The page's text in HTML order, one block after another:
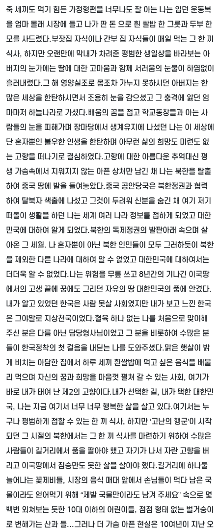
죽 세끼도 먹기 힘든 가정형편을 너무나도 잘 아는 나는 입던 운동복
을 엄마 몰래 시장에 들고 나가 판 돈 으로 흰 쌀밥 한 그릇과 두부 한
모를 사드렸다.부잣집 자식이나 간부 집 자식들이 매일 먹는 그 한 끼
식사, 하지만 오랜만에 막내가 차려준 평범한 생일상을 바라보는 아
버지의 눈가에는 딸에 대한 고마움과 함께 서러움의 눈물이 하염없이
흘러내렸다.그 해 영양실조로 몸조차 가누지 못하시던 아버지는 한
많은 세상을 한탄하시면서 조용히 눈을 감으셨고 그 충격에 앓던 엄
마마저 하늘나라로 가셨다.배움의 꿈을 접고 학교동창들과 아는 사
람들의 눈을 피해가며 장마당에서 생계유지에 나섰던 나는 이 세상에
단 혼자뿐인 불우한 인생을 한탄하며 아무런 삶의 희망도 미련도 없
는 고향을 떠나기로 결심하였다.고향에 대한 아름다운 추억대신 평
생 가슴속에서 지워지지 않는 아픈 상처만 남긴 채 나는 북한을 탈출
하여 중국 땅에 발을 들여놓았다.중국 공안당국은 북한정권과 협력
하여 탈북자 색출에 나섰고 그것이 두려워 신분을 숨긴 채 여기 저기
떠돌이 생활을 하던 나는 세계 여러 나라 정보를 접하게 되었고 대한
민국에 대하여 알게 되었다.북한의 독제정권의 발판아래 속으며 살
아온 그 세월. 나 혼자뿐이 아닌 북한 인민들이 모두 그러하듯이 북한
을 제외한 다른 나라에 대하여 알 수 없었고 대한민국에 대하여서는
더더욱 알 수 없었다.나는 위험을 무릎 쓰고 8년간의 기나긴 이국땅
에서의 고생 끝에 꿈에도 그리던 자유의 땅 대한민국의 품에 안겼다.
내가 알고 있었던 한국은 사람 못살 사회였지만 내가 보고 느낀 한국
은 그야말로 지상천국이었다.혈육 하나 없는 나를 처음으로 맞이해
주신 분은 다름 아닌 담당형사님이었고 그 분을 비롯하여 수많은 분
들이 한국정착의 첫 걸음을 내딛는 나를 도와주셨다.맑은 햇살이 밝
게 비치는 아담한 집에서 하루 세끼 흰쌀밥에 먹고 싶은 음식을 배불
리 먹으며 자신의 꿈과 희망을 마음껏 펼쳐 갈 수 있는 사회, 여기가
바로 내가 태여 난 제2의 고향이다.내가 선택한 길, 내가 택한 대한민
국, 나는 지금 여기서 너무 너무 행복한 삶을 살고 있다.여기서는 누
구나 평범하게 접할 수 있는 한 끼 식사, 하지만 ‘고난의 행군’이 시작
되던 그 시절의 북한에서는 그 한 끼 식사를 마련하기 위하여 수많은
사람들이 길거리에서 품을 팔아야 했고 자기가 나서 자란 고향을 버
리고 이국땅에서 짐승만도 못한 삶을 살아야 했다.길거리에 하나둘
늘어나는 꽃제비들, 시장의 음식 매대 앞에서 손님들이 먹다 남은 국
물이라도 얻어먹기 위해 “제발 국물만이라도 남겨 주세요” 속으로 몇
백번 외쳐보는 듯한 10대 이하의 어린이들, 점점 형태 없는 벌거숭이
로 변해가는 산과 들...그러나 더 가슴 아픈 현실은 10여년이 지난 오